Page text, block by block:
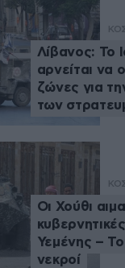
Λίβανος: Το
αρνείται να
ζώνες για
των
Οι Χούθι
Υεμένης –
νεκροί